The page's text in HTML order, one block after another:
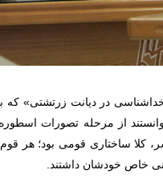
در دیانت زرتشتی» که
از مرحله تصورات
کلا ساختاری قومی بود؛ هر
خاص خودشان داشتند.